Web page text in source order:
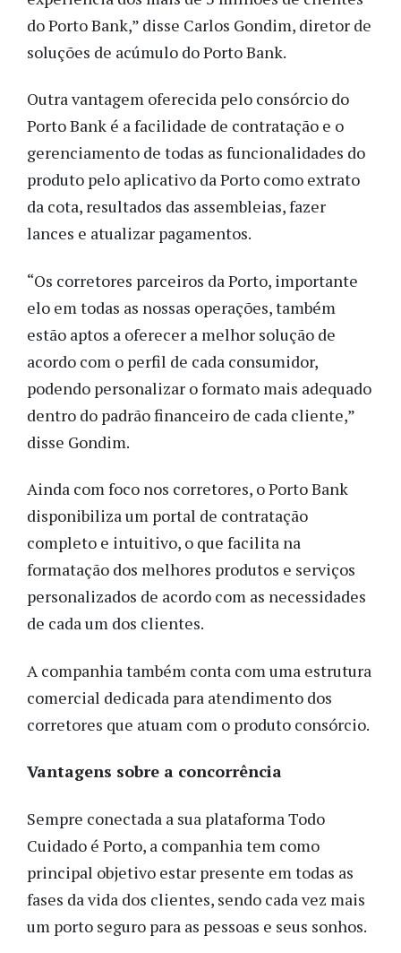
do Porto Bank,” disse Carlos Gondim, diretor de
soluções de acúmulo do Porto Bank.
Outra vantagem oferecida pelo consórcio do
Porto Bank é a facilidade de contratação e o
gerenciamento de todas as funcionalidades do
produto pelo aplicativo da Porto como extrato
da cota, resultados das assembleias, fazer
lances e atualizar pagamentos.
“Os corretores parceiros da Porto, importante
elo em todas as nossas operações, também
estão aptos a oferecer a melhor solução de
acordo com o perfil de cada consumidor,
podendo personalizar o formato mais adequado
dentro do padrão financeiro de cada cliente,”
disse Gondim.
Ainda com foco nos corretores, o Porto Bank
disponibiliza um portal de contratação
completo e intuitivo, o que facilita na
formatação dos melhores produtos e serviços
personalizados de acordo com as necessidades
de cada um dos clientes.
A companhia também conta com uma estrutura
comercial dedicada para atendimento dos
corretores que atuam com o produto consórcio.
Vantagens sobre a concorrência
Sempre conectada a sua plataforma Todo
Cuidado é Porto, a companhia tem como
principal objetivo estar presente em todas as
fases da vida dos clientes, sendo cada vez mais
um porto seguro para as pessoas e seus sonhos.